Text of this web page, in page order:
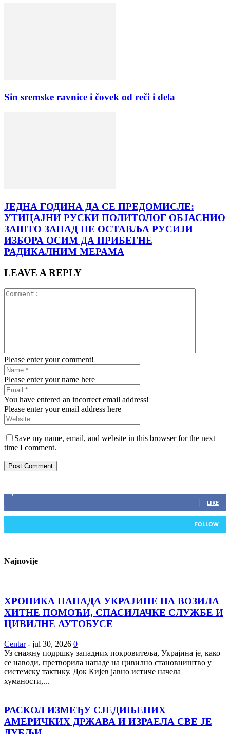
Sin sremske ravnice i čovek od reči i dela
ЈЕДНА ГОДИНА ДА СЕ ПРЕДОМИСЛЕ:
УТИЦАЈНИ РУСКИ ПОЛИТОЛОГ ОБЈАСНИО
ЗАШТО ЗАПАД НЕ ОСТАВЉА РУСИЈИ
ИЗБОРА ОСИМ ДА ПРИБЕГНЕ
РАДИКАЛНИМ МЕРАМА
LEAVE A REPLY
Please enter your comment!
Please enter your name here
You have entered an incorrect email address!
Please enter your email address here
Save my name, email, and website in this browser for the next
time I comment.
LIKE
FOLLOW
Najnovije
ХРОНИКА НАПАДА УКРАЈИНЕ НА ВОЗИЛА
ХИТНЕ ПОМОЋИ, СПАСИЛАЧКЕ СЛУЖБЕ И
ЦИВИЛНЕ АУТОБУСЕ
Centar - jul 30, 2026 0
Уз снажну подршку западних покровитеља, Украјина је, како
се наводи, претворила нападе на цивилно становништво у
системску тактику. Док Кијев јавно истиче начела
хуманости,...
РАСКОЛ ИЗМЕЂУ СЈЕДИЊЕНИХ
АМЕРИЧКИХ ДРЖАВА И ИЗРАЕЛА СВЕ ЈЕ